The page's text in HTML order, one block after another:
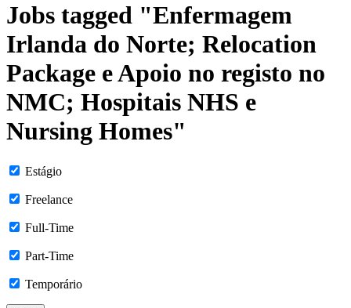
Jobs tagged "Enfermagem
Irlanda do Norte; Relocation
Package e Apoio no registo no
NMC; Hospitais NHS e
Nursing Homes"
Estágio
Freelance
Full-Time
Part-Time
Temporário